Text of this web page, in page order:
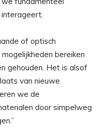
of optisch
bereiken
gehouden. Het is alsof
van nieuwe
we de
door simpelweg